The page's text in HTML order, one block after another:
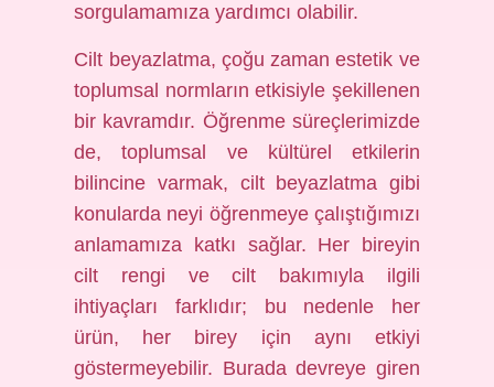
sorgulamamıza yardımcı olabilir.
Cilt beyazlatma, çoğu zaman estetik ve
toplumsal normların etkisiyle şekillenen
bir kavramdır. Öğrenme süreçlerimizde
de, toplumsal ve kültürel etkilerin
bilincine varmak, cilt beyazlatma gibi
konularda neyi öğrenmeye çalıştığımızı
anlamamıza katkı sağlar. Her bireyin
cilt rengi ve cilt bakımıyla ilgili
ihtiyaçları farklıdır; bu nedenle her
ürün, her birey için aynı etkiyi
göstermeyebilir. Burada devreye giren